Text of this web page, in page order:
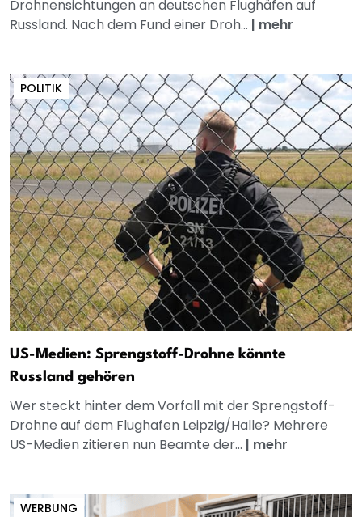
Drohnensichtungen an deutschen Flughäfen auf
Russland. Nach dem Fund einer Droh... | mehr
POLITIK
US-Medien: Sprengstoff-Drohne könnte
Russland gehören
Wer steckt hinter dem Vorfall mit der Sprengstoff-
Drohne auf dem Flughafen Leipzig/Halle? Mehrere
US-Medien zitieren nun Beamte der... | mehr
WERBUNG